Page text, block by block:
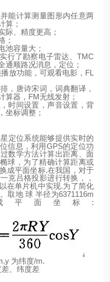
能计算测量图形内任意两
算；
际、精度更高；
；
池容量大；
行了勘察电子雷达、 TMC
通顺路况消息，定位；
放功能，可观看电影， FL
，唐诗宋词，词典翻译，
算器， FM无线发射；
时间设置，声音设置，背
坐标调整；
定位系统能够提供实时的
信息，利用GPS的定位功
数学方法计算出距离、面
球，为了精确计算距离或
成平面坐标.在我国，对于
克吕格投影进行转换，，
在单片机中实现.为了简化
取地 球 半径为6371116m
平面坐标 :
为纬度/m.
、纬度差